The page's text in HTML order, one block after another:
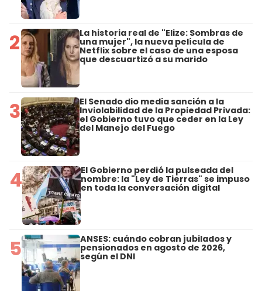
2 La historia real de "Elize: Sombras de
una mujer", la nueva película de
Netflix sobre el caso de una esposa
que descuartizó a su marido
3 El Senado dio media sanción a la
Inviolabilidad de la Propiedad Privada:
el Gobierno tuvo que ceder en la Ley
del Manejo del Fuego
4 El Gobierno perdió la pulseada del
nombre: la "Ley de Tierras" se impuso
en toda la conversación digital
5 ANSES: cuándo cobran jubilados y
pensionados en agosto de 2026,
según el DNI